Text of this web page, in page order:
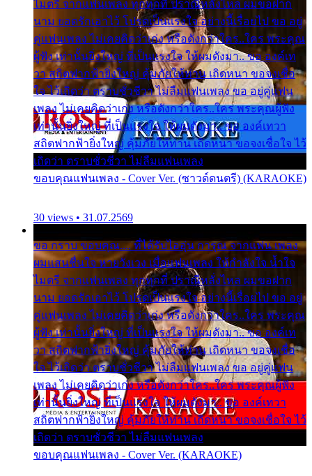
ไมตรี จากแฟนเพลง ทุกทุกที่ ปราณีหลั่งไหล ผมขอฝาก
นาม ยอดรักเอาไว้ โปรดเป็นแรงใจ อย่างนี้เรื่อยไป ขอ อยู่
คู่แฟนเพลง ไม่เคยคิดว่าเก่ง หรือดังกว่าใคร..ใคร พระคุณ
ผู้ฟัง เท่านั้นยิ่งใหญ่ ที่เป็นแรงใจ ให้ผมดังมา.. ขอ องค์เท
วา สถิตฟากฟ้ายิ่งใหญ่ คุ้มภัยให้ท่าน เถิดหนา ขอจงเชื่อ
ใจ ไว้เถิดว่า ตราบชั่วชีวา ไม่ลืมแฟนเพลง ขอ อยู่คู่แฟน
เพลง ไม่เคยคิดว่าเก่ง หรือดังกว่าใคร..ใคร พระคุณผู้ฟัง
เท่านั้นยิ่งใหญ่ ที่เป็นแรงใจ ให้ผมดังมา.. ขอ องค์เทวา
สถิตฟากฟ้ายิ่งใหญ่ คุ้มภัยให้ท่าน เถิดหนา ขอจงเชื่อใจ ไว้
เถิดว่า ตราบชั่วชีวา ไม่ลืมแฟนเพลง
ขอบคุณแฟนเพลง - Cover Ver. (ซาวด์ดนตรี) (KARAOKE)
30 views • 31.07.2569
ขอ กราบ ขอบคุณ.... ที่ได้รับไออุ่น การุณ จากแฟน เพลง
ผมแสนชื่นใจ หายวังเวง เมื่อแฟนเพลง ให้กำลังใจ น้ำใจ
ไมตรี จากแฟนเพลง ทุกทุกที่ ปราณีหลั่งไหล ผมขอฝาก
นาม ยอดรักเอาไว้ โปรดเป็นแรงใจ อย่างนี้เรื่อยไป ขอ อยู่
คู่แฟนเพลง ไม่เคยคิดว่าเก่ง หรือดังกว่าใคร..ใคร พระคุณ
ผู้ฟัง เท่านั้นยิ่งใหญ่ ที่เป็นแรงใจ ให้ผมดังมา.. ขอ องค์เท
วา สถิตฟากฟ้ายิ่งใหญ่ คุ้มภัยให้ท่าน เถิดหนา ขอจงเชื่อ
ใจ ไว้เถิดว่า ตราบชั่วชีวา ไม่ลืมแฟนเพลง ขอ อยู่คู่แฟน
เพลง ไม่เคยคิดว่าเก่ง หรือดังกว่าใคร..ใคร พระคุณผู้ฟัง
เท่านั้นยิ่งใหญ่ ที่เป็นแรงใจ ให้ผมดังมา.. ขอ องค์เทวา
สถิตฟากฟ้ายิ่งใหญ่ คุ้มภัยให้ท่าน เถิดหนา ขอจงเชื่อใจ ไว้
เถิดว่า ตราบชั่วชีวา ไม่ลืมแฟนเพลง
ขอบคุณแฟนเพลง - Cover Ver. (KARAOKE)